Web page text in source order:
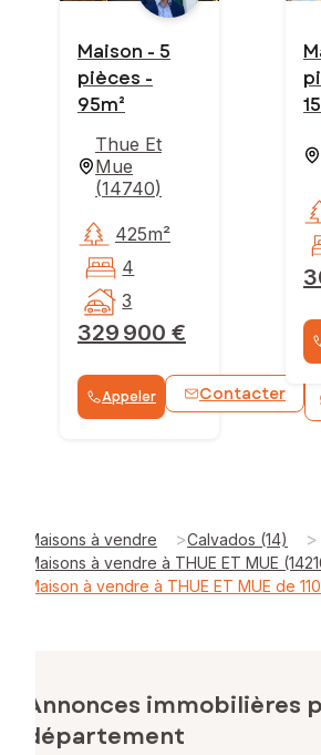
Maison - 5
pièces -
95m²
Thue Et
Mue
(14740)
329 900 €
425m²
4
3
Appeler Contacter
Maisons à vendre >Calvados (14) >
Maisons à vendre à THUE ET MUE
Maison à vendre à THUE ET MUE de
Annonces immobilières
département